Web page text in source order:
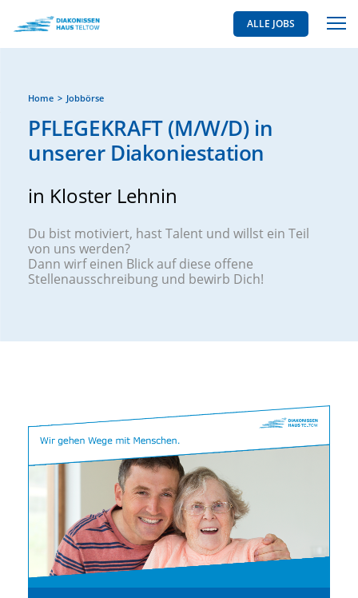
ALLE JOBS
Home Jobbörse
PFLEGEKRAFT (M/W/D) in
unserer Diakoniestation
in Kloster Lehnin
Du bist motiviert, hast Talent und willst ein Teil
von uns werden?
Dann wirf einen Blick auf diese offene
Stellenausschreibung und bewirb Dich!